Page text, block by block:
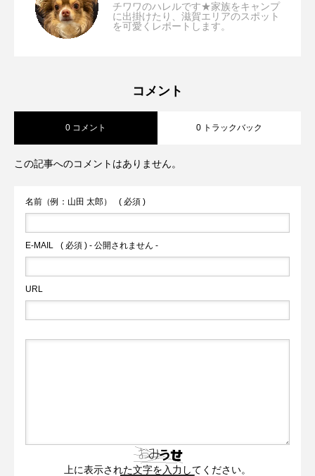
チワワのハレルです★家族をキャンプ
に出掛けたり、滋賀エリアのスポット
を可愛くレポートします。
「天候を気にせず行ける！ワンコ店内
2023.08.03 【滋賀県/守山市】もりやま芦刈園「ワン
能！」
MITASU「ROCK BAY GARDEN内でゆっ
コメント
0 コメント 0 トラックバック
この記事へのコメントはありません。
名前（例：山田 太郎） ( 必須 )
E-MAIL ( 必須 ) - 公開されません -
URL
上に表示された文字を入力してください。